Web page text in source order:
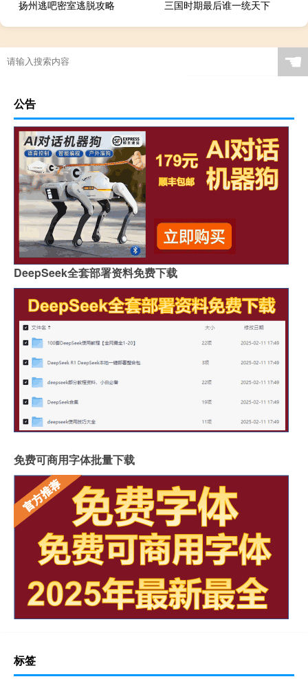
扬州逃吧密室逃脱攻略
三国时期最后谁一统天下
☚
公告
DeepSeek全套部署资料免费下载
免费可商用字体批量下载
标签